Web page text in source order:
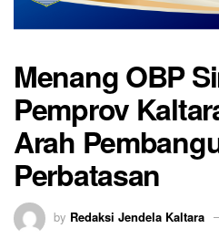
Menang OBP
Pemprov
Arah
Perbatasan
by Redaksi Jendela Kaltara